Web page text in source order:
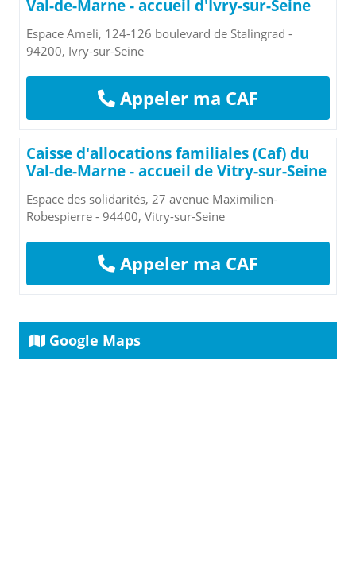
Val-de-Marne - accueil d'Ivry-sur-Seine
Espace Ameli, 124-126 boulevard de Stalingrad -
94200, Ivry-sur-Seine
Appeler ma CAF
Caisse d'allocations familiales (Caf) du
Val-de-Marne - accueil de Vitry-sur-Seine
Espace des solidarités, 27 avenue Maximilien-
Robespierre - 94400, Vitry-sur-Seine
Appeler ma CAF
Google Maps